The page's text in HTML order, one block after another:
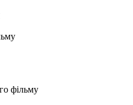
фільму